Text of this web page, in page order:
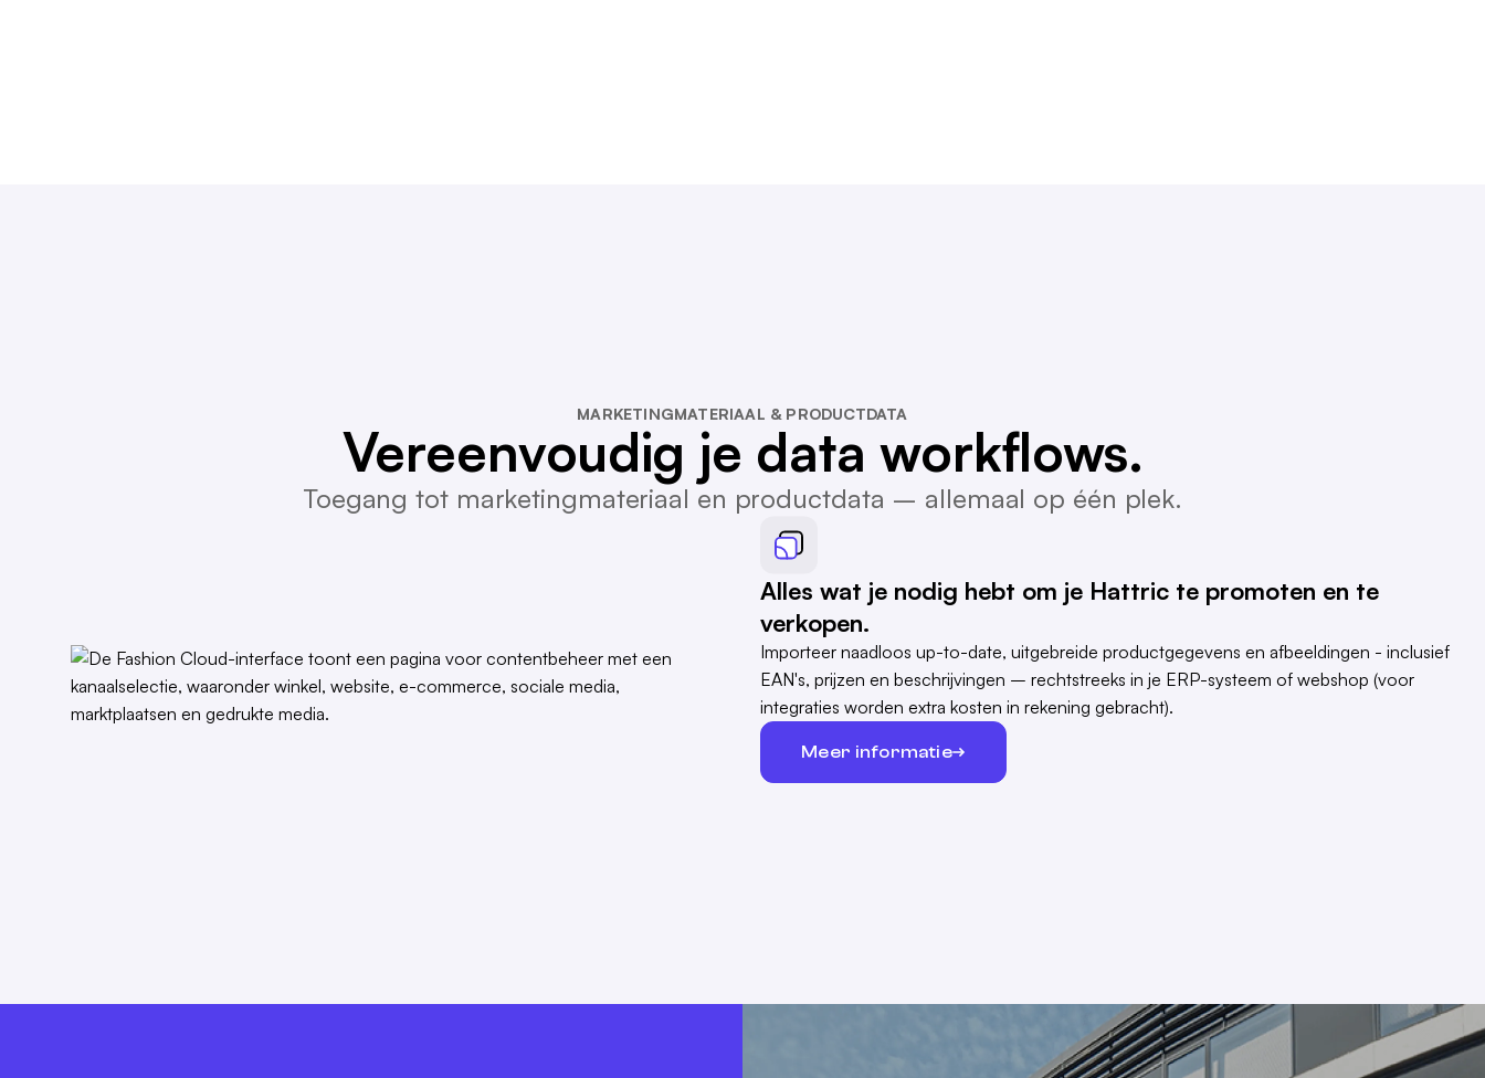
MARKETINGMATERIAAL & PRODUCTDATA
Vereenvoudig je data workflows.
Toegang tot marketingmateriaal en productdata – allemaal op één plek.
Alles wat je nodig hebt om je Hattric te promoten en te
verkopen.
Importeer naadloos up-to-date, uitgebreide productgegevens en afbeeldingen - inclusief
EAN's, prijzen en beschrijvingen – rechtstreeks in je ERP-systeem of webshop (voor
integraties worden extra kosten in rekening gebracht).
Meer informatie